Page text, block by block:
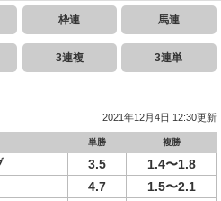
枠連 馬連
3連複 3連単
2021年12月4日 12:30更新
単勝 複勝
3.5
1.4〜1.8
4.7
1.5〜2.1